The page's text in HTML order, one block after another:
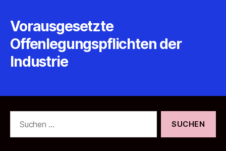
Vorausgesetzte
Offenlegungspflichten der
Industrie
nach: